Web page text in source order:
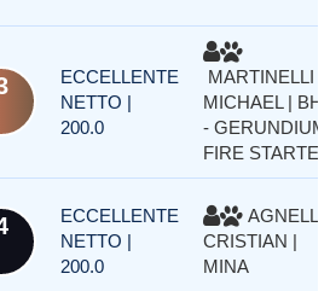
ECCELLENTE
NETTO |
200.0
MARTINELLI
MICHAEL |
- GERUNDIUM
FIRE
ECCELLENTE
NETTO |
200.0
AGNELLI
CRISTIAN |
MINA